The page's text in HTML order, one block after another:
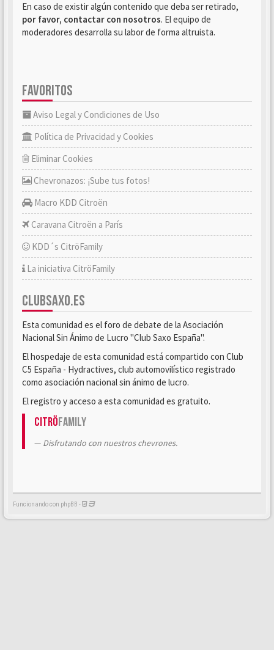
En caso de existir algún contenido que deba ser retirado,
por favor, contactar con nosotros. El equipo de
moderadores desarrolla su labor de forma altruista.
FAVORITOS
Aviso Legal y Condiciones de Uso
Política de Privacidad y Cookies
Eliminar Cookies
Chevronazos: ¡Sube tus fotos!
Macro KDD Citroën
Caravana Citroën a París
KDD´s CitröFamily
La iniciativa CitröFamily
CLUBSAXO.ES
Esta comunidad es el foro de debate de la Asociación
Nacional Sin Ánimo de Lucro "Club Saxo España".
El hospedaje de esta comunidad está compartido con Club
C5 España - Hydractives, club automovilístico registrado
como asociación nacional sin ánimo de lucro.
El registro y acceso a esta comunidad es gratuito.
CitröFamily
Disfrutando con nuestros chevrones.
Funcionando con phpBB -